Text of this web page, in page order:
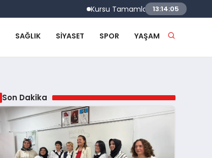
Kursu Tamamlayan Sürücülere
13:14:06
SAĞLIK SIYASET SPOR YAŞAM
Son Dakika